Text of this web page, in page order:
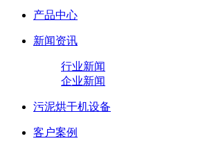
产品中心
新闻资讯
行业新闻
企业新闻
污泥烘干机设备
客户案例